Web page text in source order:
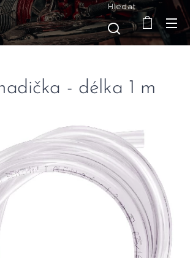
Hledat
- délka 1 m